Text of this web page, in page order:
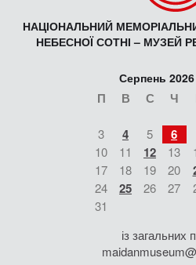
НАЦІОНАЛЬНИЙ
НЕБЕСНОЇ СОТНІ – МУЗЕЙ
Серпень 2026
П В С Ч
3 4 5 6
10
11 12 13
17
18 19 20
24
25 26 27
31
із загальних